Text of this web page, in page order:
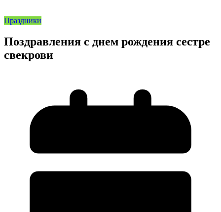
Праздники
Поздравления с днем рождения сестре
свекрови